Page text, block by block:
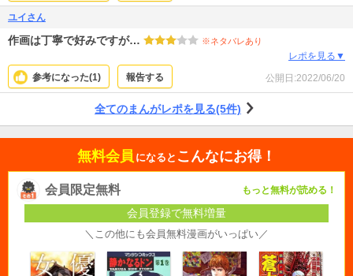
ユイさん
作画は丁寧で好みですが… ※ネタバレあり
レポを見る▼
参考になった(1) 報告する 公開日:2022/06/20
全てのまんがレポを見る(5件)
無料会員 になると こんなにお得！
会員限定無料 もっと無料が読める！
会員登録で無料増量
＼この他にも会員無料漫画がいっぱい／